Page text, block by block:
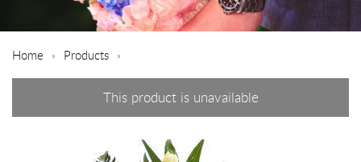
Home Products
This product is unavailable